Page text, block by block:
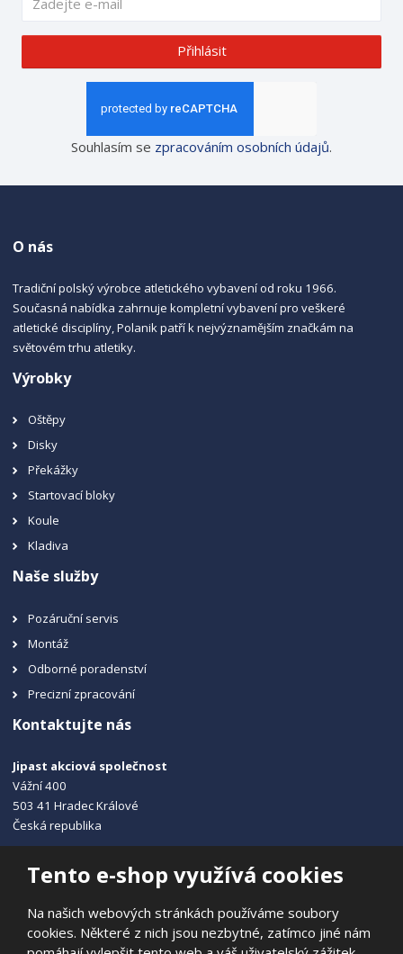
Tento e-shop využívá cookies
Na našich webových stránkách používáme soubory
cookies. Některé z nich jsou nezbytné, zatímco jiné nám
Přihlásit
Souhlasím se zpracováním osobních údajů.
O nás
Tradiční polský výrobce atletického vybavení od roku 1966.
Současná nabídka zahrnuje kompletní vybavení pro veškeré
atletické disciplíny, Polanik patří k nejvýznamějším značkám na
světovém trhu atletiky.
Výrobky
Oštěpy
Disky
Překážky
Startovací bloky
Koule
Kladiva
Naše služby
Pozáruční servis
Montáž
Odborné poradenství
Precizní zpracování
Kontaktujte nás
Jipast akciová společnost
Vážní 400
503 41 Hradec Králové
Česká republika
info@jipast.cz